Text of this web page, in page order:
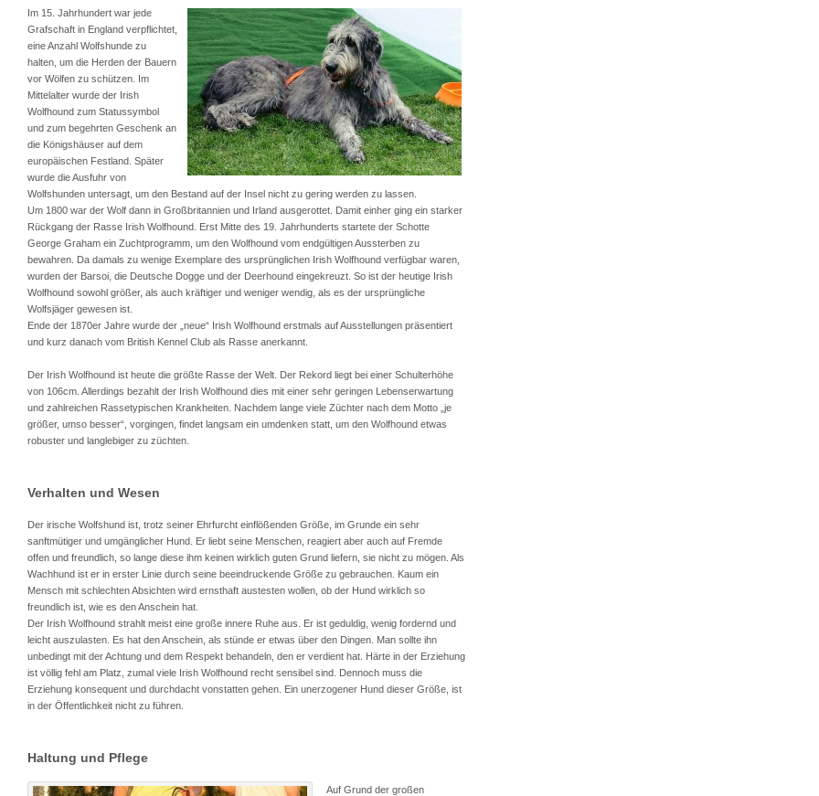
Im 15. Jahrhundert war jede
Grafschaft in England verpflichtet,
eine Anzahl Wolfshunde zu
halten, um die Herden der Bauern
vor Wölfen zu schützen. Im
Mittelalter wurde der Irish
Wolfhound zum Statussymbol
und zum begehrten Geschenk an
die Königshäuser auf dem
europäischen Festland. Später
wurde die Ausfuhr von
Wolfshunden untersagt, um den Bestand auf der Insel nicht zu gering werden zu lassen.
Um 1800 war der Wolf dann in Großbritannien und Irland ausgerottet. Damit einher ging ein starker
Rückgang der Rasse Irish Wolfhound. Erst Mitte des 19. Jahrhunderts startete der Schotte
George Graham ein Zuchtprogramm, um den Wolfhound vom endgültigen Aussterben zu
bewahren. Da damals zu wenige Exemplare des ursprünglichen Irish Wolfhound verfügbar waren,
wurden der Barsoi, die Deutsche Dogge und der Deerhound eingekreuzt. So ist der heutige Irish
Wolfhound sowohl größer, als auch kräftiger und weniger wendig, als es der ursprüngliche
Wolfsjäger gewesen ist.
Ende der 1870er Jahre wurde der „neue“ Irish Wolfhound erstmals auf Ausstellungen präsentiert
und kurz danach vom British Kennel Club als Rasse anerkannt.
Der Irish Wolfhound ist heute die größte Rasse der Welt. Der Rekord liegt bei einer Schulterhöhe
von 106cm. Allerdings bezahlt der Irish Wolfhound dies mit einer sehr geringen Lebenserwartung
und zahlreichen Rassetypischen Krankheiten. Nachdem lange viele Züchter nach dem Motto „je
größer, umso besser“, vorgingen, findet langsam ein umdenken statt, um den Wolfhound etwas
robuster und langlebiger zu züchten.
Verhalten und Wesen
Der irische Wolfshund ist, trotz seiner Ehrfurcht einflößenden Größe, im Grunde ein sehr
sanftmütiger und umgänglicher Hund. Er liebt seine Menschen, reagiert aber auch auf Fremde
offen und freundlich, so lange diese ihm keinen wirklich guten Grund liefern, sie nicht zu mögen. Als
Wachhund ist er in erster Linie durch seine beeindruckende Größe zu gebrauchen. Kaum ein
Mensch mit schlechten Absichten wird ernsthaft austesten wollen, ob der Hund wirklich so
freundlich ist, wie es den Anschein hat.
Der Irish Wolfhound strahlt meist eine große innere Ruhe aus. Er ist geduldig, wenig fordernd und
leicht auszulasten. Es hat den Anschein, als stünde er etwas über den Dingen. Man sollte ihn
unbedingt mit der Achtung und dem Respekt behandeln, den er verdient hat. Härte in der Erziehung
ist völlig fehl am Platz, zumal viele Irish Wolfhound recht sensibel sind. Dennoch muss die
Erziehung konsequent und durchdacht vonstatten gehen. Ein unerzogener Hund dieser Größe, ist
in der Öffentlichkeit nicht zu führen.
Haltung und Pflege
Auf Grund der großen